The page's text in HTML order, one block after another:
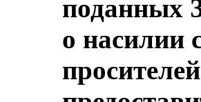
поданных
о насилии